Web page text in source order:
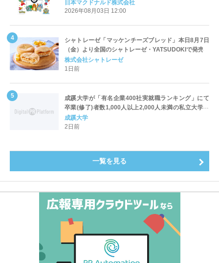
日本マクドナルド株式会社
2026年08月03日 12:00
シャトレーゼ「マッケンチーズブレッド」本日8月7日
（金）より全国のシャトレーゼ・YATSUDOKIで発売
株式会社シャトレーゼ
1日前
成蹊大学が「有名企業400社実就職ランキング」にて
卒業(修了)者数1,000人以上2,000人未満の私立大学で
全国第1位を獲得！～実就職率は26.5%（前年比＋
4.3pt）に伸長、東京の私立大学でも10位にランクイン
成蹊大学
2日前
一覧を見る